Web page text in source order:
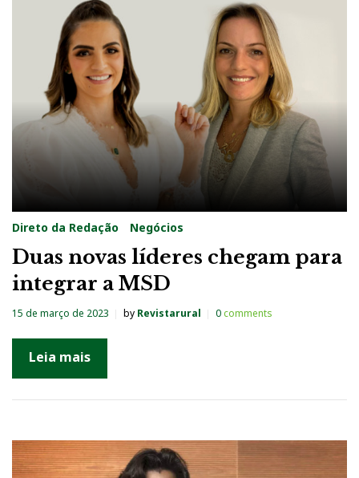
Direto da Redação Negócios
Duas novas líderes chegam para
integrar a MSD
15 de março de 2023 by Revistarural 0comments
Leia mais